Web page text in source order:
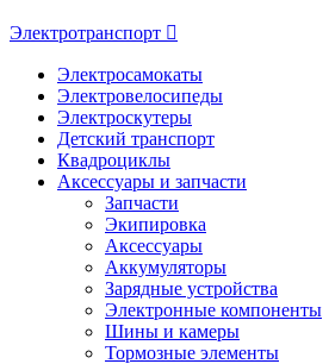
Электротранспорт
Электросамокаты
Электровелосипеды
Электроскутеры
Детский транспорт
Квадроциклы
Аксессуары и запчасти
Запчасти
Экипировка
Аксессуары
Аккумуляторы
Зарядные устройства
Электронные компоненты
Шины и камеры
Тормозные элементы